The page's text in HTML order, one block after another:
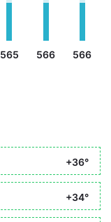
565 566 566
+36°
+34°